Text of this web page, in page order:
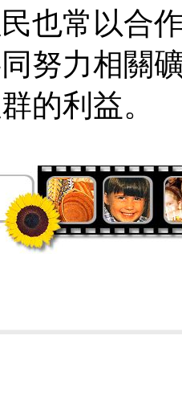
也常以合
努力相關
的利益。